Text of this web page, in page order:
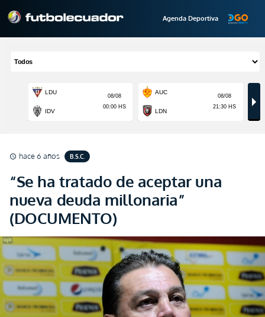
Agenda Deportiva
schedule hace 6 años B.S.C.
“Se ha tratado de aceptar una
nueva deuda millonaria”
(DOCUMENTO)